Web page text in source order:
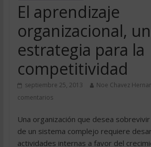
El aprendizaje
organizacional,
estrategia para la
competitividad
septiembre 25, 2013 Noe Chavez
comentarios
Una organización que desea
de un sistema complejo requiere
actividades internas a favor del